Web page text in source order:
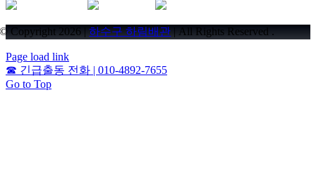
© Copyright 2026 |하수구 하림배관 | All Rights Reserved .
Page load link
☎ 긴급출동 전화 | 010-4892-7655
Go to Top